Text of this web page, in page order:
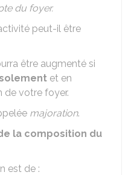
du foyer.
peut-il être
être augmenté si
et en
votre foyer.
majoration.
la composition du
est de :